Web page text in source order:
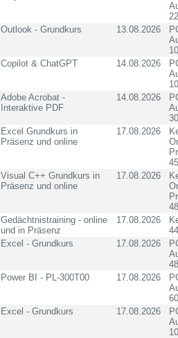
Outlook - Grundkurs
13.08.2026
Copilot & ChatGPT
14.08.2026
Adobe Acrobat -
Interaktive PDF
14.08.2026
Excel Grundkurs in
Präsenz und online
17.08.2026
Visual C++ Grundkurs in
Präsenz und online
17.08.2026
Gedächtnistraining - online
und in Präsenz
17.08.2026
Excel - Grundkurs
17.08.2026
Power BI - PL-300T00
17.08.2026
Excel - Grundkurs
17.08.2026